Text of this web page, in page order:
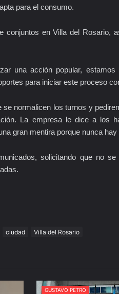
para el consumo.
conjuntos en Villa del Rosario,
una acción popular,
para iniciar este proceso
normalicen los turnos y
La empresa le dice a los
gran mentira porque nunca
solicitando que no
ciudad Villa del Rosario
GUSTAVO PETRO